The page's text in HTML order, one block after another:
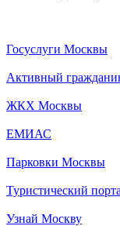
Госуслуги Москвы
Активный
ЖКХ Москвы
ЕМИАС
Парковки Москвы
Туристический
Узнай Москву